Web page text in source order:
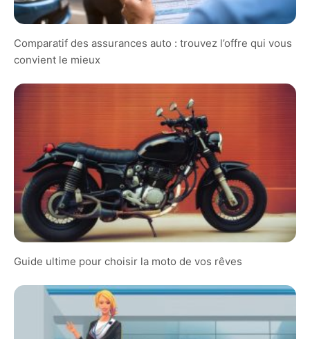
Comparatif des assurances auto : trouvez l’offre qui vous
convient le mieux
Guide ultime pour choisir la moto de vos rêves